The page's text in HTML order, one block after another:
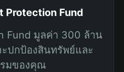
Protection Fund
Fund มูลค่า 300 ล้าน
ปกป้องสินทรัพย์และ
มของคุณ